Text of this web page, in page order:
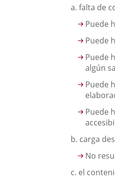
a. falta de
Puede
Puede
Puede
algún
Puede
Puede
b. carga
No
c. el